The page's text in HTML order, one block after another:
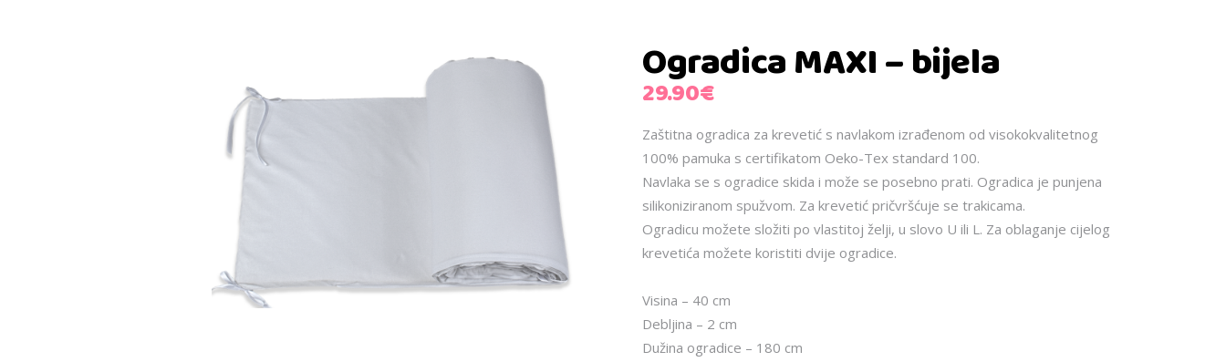
Ogradica MAXI – bijela
29.90€
Zaštitna ogradica za krevetić s navlakom izrađenom od visokokvalitetnog
100% pamuka s certifikatom Oeko-Tex standard 100.
Navlaka se s ogradice skida i može se posebno prati. Ogradica je punjena
silikoniziranom spužvom. Za krevetić pričvršćuje se trakicama.
Ogradicu možete složiti po vlastitoj želji, u slovo U ili L. Za oblaganje cijelog
krevetića možete koristiti dvije ogradice.
Visina – 40 cm
Debljina – 2 cm
Dužina ogradice – 180 cm